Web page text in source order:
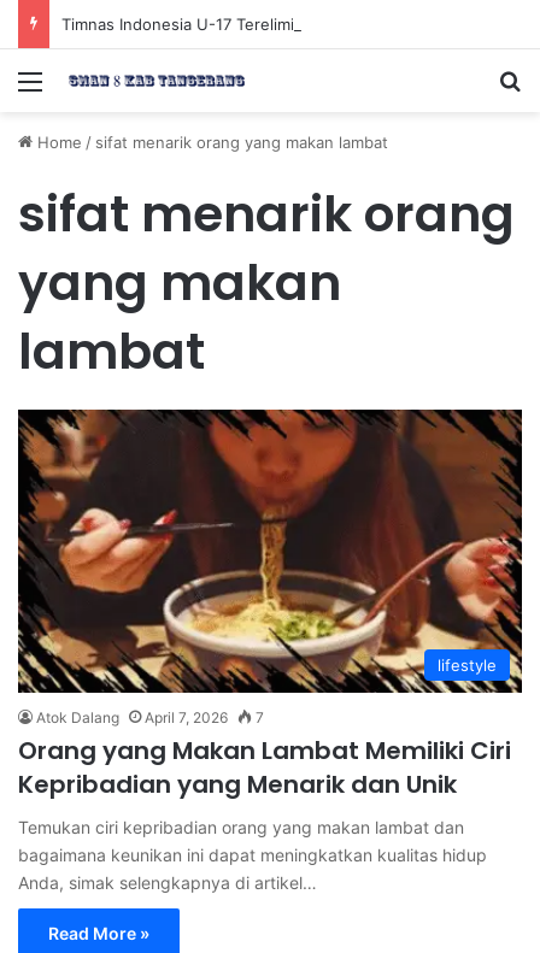
Menu
Home / sifat menarik orang yang makan lambat
sifat menarik orang
yang makan
lambat
lifestyle
Atok Dalang April 7, 2026 7
Orang yang Makan Lambat Memiliki Ciri
Kepribadian yang Menarik dan Unik
Temukan ciri kepribadian orang yang makan lambat dan
bagaimana keunikan ini dapat meningkatkan kualitas hidup
Anda, simak selengkapnya di artikel…
Read More »